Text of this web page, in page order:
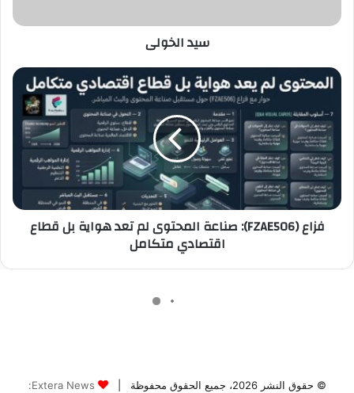
© حقوق النشر 2026، جميع الحقوق محفوظة | Extera News: